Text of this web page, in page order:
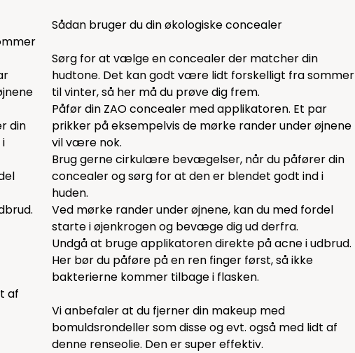
din
af
Sådan bruger du din økologiske concealer
Sørg for at vælge en concealer der matcher din
hudtone. Det kan godt være lidt forskelligt fra sommer
til vinter, så her må du prøve dig frem.
Påfør din ZAO concealer med applikatoren. Et par
prikker på eksempelvis de mørke rander under øjnene
vil være nok.
Brug gerne cirkulære bevægelser, når du påfører din
concealer og sørg for at den er blendet godt ind i
huden.
Ved mørke rander under øjnene, kan du med fordel
starte i øjenkrogen og bevæge dig ud derfra.
Undgå at bruge applikatoren direkte på acne i udbrud.
Her bør du påføre på en ren finger først, så ikke
bakterierne kommer tilbage i flasken.
Vi anbefaler at du fjerner din makeup med
bomuldsrondeller somdisseog evt. også med lidt af
dennerenseolie. Den er super effektiv.